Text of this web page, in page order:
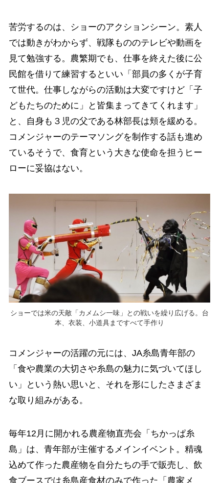
苦労するのは、ショーのアクションシーン。素人
では動きがわからず、戦隊もののテレビや動画を
見て勉強する。農繁期でも、仕事を終えた後に公
民館を借りて練習するといい「部員の多くが子育
て世代。仕事しながらの活動は大変ですけど「子
どもたちのために」と皆集まってきてくれます」
と、自身も３児の父である林部長は頬を緩める。
コメンジャーのテーマソングを制作する話も進め
ているそうで、食育という大きな使命を担うヒー
ローに妥協はない。
ショーでは米の天敵「カメムシ一味」との戦いを繰り広げる。台
本、衣装、小道具まですべて手作り
コメンジャーの活躍の元には、JA糸島青年部の
「食や農業の大切さや糸島の魅力に気づいてほし
い」という熱い思いと、それを形にしたさまざま
な取り組みがある。
毎年12月に開かれる農産物直売会「ちかっぱ糸
島」は、青年部が主催するメインイベント。精魂
込めて作った農産物を自分たちの手で販売し、飲
食ブースでは糸島産食材のみで作った「農家メ